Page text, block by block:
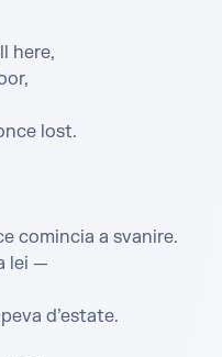
here,
lost.
comincia a svanire.
lei —
d’estate.